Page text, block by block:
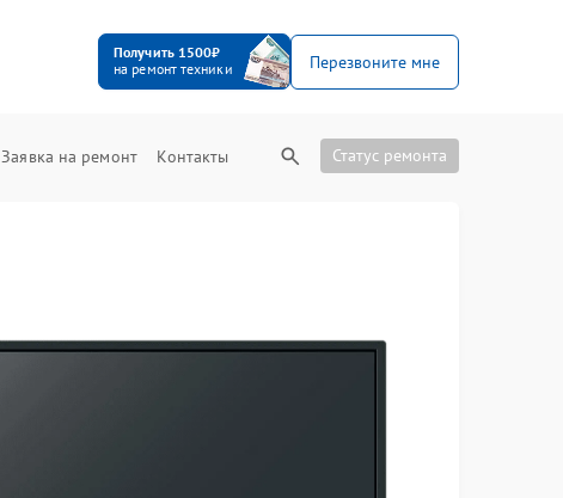
Получить 1500₽
на ремонт техники
Перезвоните мне
Заявка на ремонт Контакты Статус ремонта